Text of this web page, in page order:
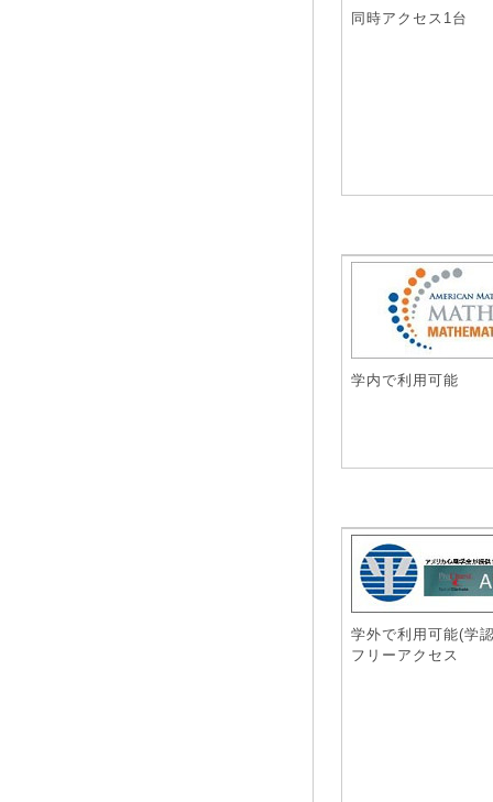
同時アクセス1台
学内で利用可能
学外で利用可能(学
フリーアクセス